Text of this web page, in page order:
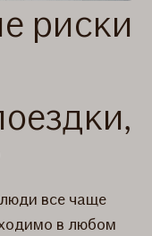
риски
все чаще
в любом